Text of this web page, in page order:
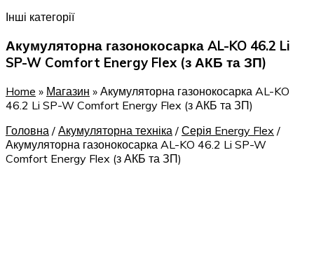
Інші категорії
Акумуляторна газонокосарка AL-KO 46.2 Li
SP-W Comfort Energy Flex (з АКБ та ЗП)
Home » Магазин » Акумуляторна газонокосарка AL-KO
46.2 Li SP-W Comfort Energy Flex (з АКБ та ЗП)
Головна / Акумуляторна техніка / Серія Energy Flex /
Акумуляторна газонокосарка AL-KO 46.2 Li SP-W
Comfort Energy Flex (з АКБ та ЗП)